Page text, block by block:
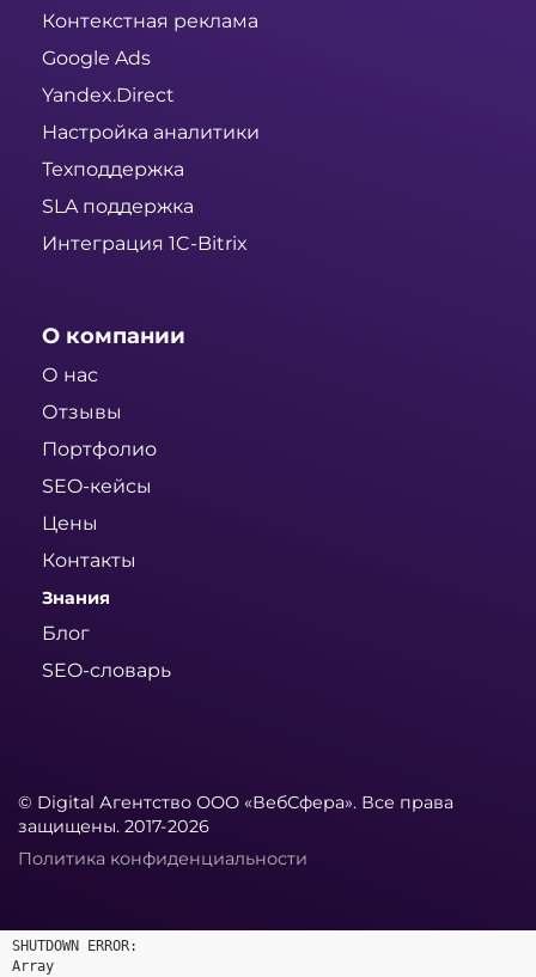
Контекстная реклама
Google Ads
Yandex.Direct
Настройка аналитики
Техподдержка
SLA поддержка
Интеграция 1C-Bitrix
О компании
О нас
Отзывы
Портфолио
SEO-кейсы
Цены
Контакты
Знания
Блог
SEO-словарь
© Digital Агентство ООО «ВебСфера». Все права
защищены. 2017-2026
Политика конфиденциальности
SHUTDOWN ERROR:
Array